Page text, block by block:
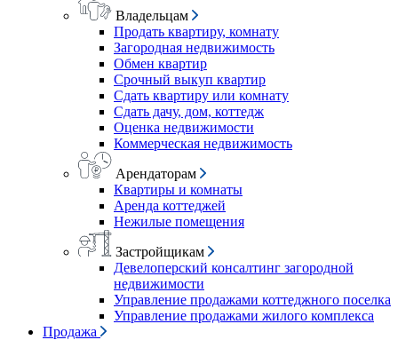
Владельцам
Продать квартиру, комнату
Загородная недвижимость
Обмен квартир
Срочный выкуп квартир
Сдать квартиру или комнату
Сдать дачу, дом, коттедж
Оценка недвижимости
Коммерческая недвижимость
Арендаторам
Квартиры и комнаты
Аренда коттеджей
Нежилые помещения
Застройщикам
Девелоперский консалтинг загородной
недвижимости
Управление продажами коттеджного поселка
Управление продажами жилого комплекса
Продажа